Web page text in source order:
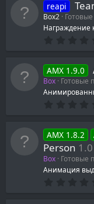
reapi
Box2
Награждение
AMX 1.9.0
Box Готовые
AMX 1.8.2
Person 1.0
Box Готовые
Анимация